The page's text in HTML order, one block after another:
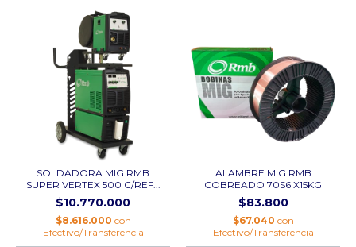
SOLDADORA MIG RMB
SUPER VERTEX 500 C/REF...
$10.770.000
$8.616.000 con
Efectivo/Transferencia
ALAMBRE MIG RMB
COBREADO 70S6 X15KG
$83.800
$67.040 con
Efectivo/Transferencia